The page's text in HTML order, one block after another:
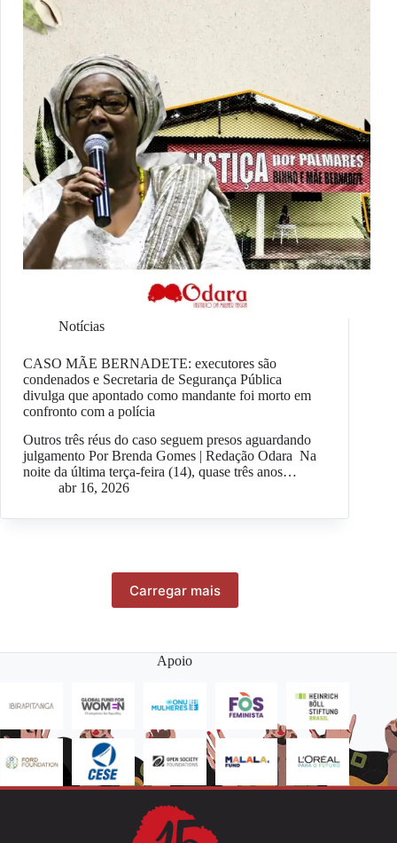
Notícias
CASO MÃE BERNADETE: executores são
condenados e Secretaria de Segurança Pública
divulga que apontado como mandante foi morto em
confronto com a polícia
Outros três réus do caso seguem presos aguardando
julgamento Por Brenda Gomes | Redação Odara Na
noite da última terça-feira (14), quase três anos…
abr 16, 2026
Carregar mais
Apoio